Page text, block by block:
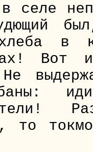
селе
в
Вот
то